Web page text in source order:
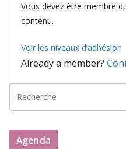
Vous devez être membre
contenu.
Voir les niveaux d’adhésion
Already a member?
Agenda